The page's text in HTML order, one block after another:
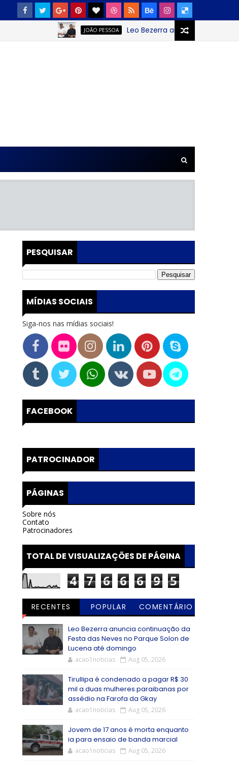
JOÃO PESSOA Leo Bezerra anuncia continuação da
PESQUISAR
MÍDIAS SOCIAIS
Siga-nos nas mídias sociais!
FACEBOOK
PATROCINADOR
PÁGINAS
Sobre nós
Contato
Patrocinadores
TOTAL DE VISUALIZAÇÕES DE PÁGINA
4 7 6 6 6 9 5
RECENTES POPULAR
COMENTÁRIO
Leo Bezerra anuncia continuação da
Festa das Neves no Parque Solon de
Lucena até domingo
acao1noticias Aug 05, 2026
Tirullipa é condenado a pagar R$ 30
mil a duas mulheres paraibanas por
assédio na Farofa da Gkay
acao1noticias Aug 05, 2026
Jovem de 17 anos é morta enquanto
ia para ensaio de banda marcial
acao1noticias Aug 05, 2026